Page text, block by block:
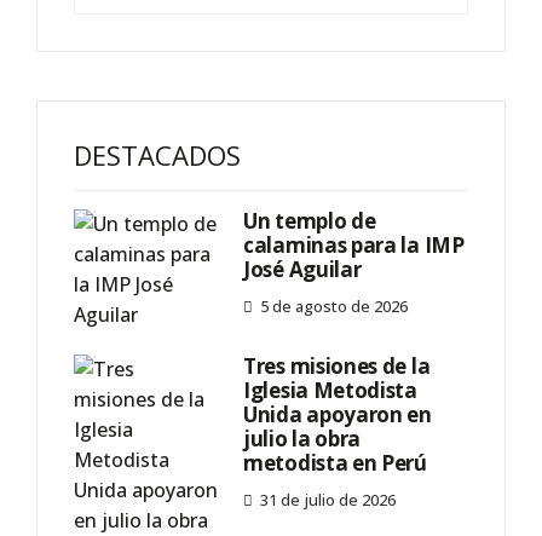
DESTACADOS
Un templo de
calaminas para la IMP
José Aguilar
5 de agosto de 2026
Tres misiones de la
Iglesia Metodista
Unida apoyaron en
julio la obra
metodista en Perú
31 de julio de 2026